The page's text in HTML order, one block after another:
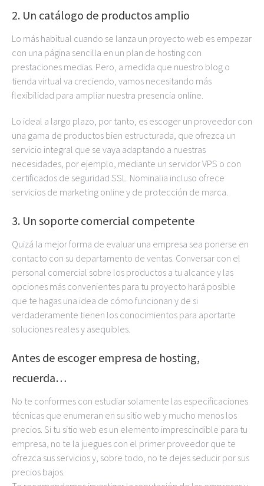
2. Un catálogo de productos amplio
Lo más habitual cuando se lanza un proyecto web es empezar
con una página sencilla en un plan de hosting con
prestaciones medias. Pero, a medida que nuestro blog o
tienda virtual va creciendo, vamos necesitando más
flexibilidad para ampliar nuestra presencia online.
Lo ideal a largo plazo, por tanto, es escoger un proveedor con
una gama de productos bien estructurada, que ofrezca un
servicio integral que se vaya adaptando a nuestras
necesidades, por ejemplo, mediante un servidor VPS o con
certificados de seguridad SSL. Nominalia incluso ofrece
servicios de marketing online y de protección de marca.
3. Un soporte comercial competente
Quizá la mejor forma de evaluar una empresa sea ponerse en
contacto con su departamento de ventas. Conversar con el
personal comercial sobre los productos a tu alcance y las
opciones más convenientes para tu proyecto hará posible
que te hagas una idea de cómo funcionan y de si
verdaderamente tienen los conocimientos para aportarte
soluciones reales y asequibles.
Antes de escoger empresa de hosting,
recuerda…
No te conformes con estudiar solamente las especificaciones
técnicas que enumeran en su sitio web y mucho menos los
precios. Si tu sitio web es un elemento imprescindible para tu
empresa, no te la juegues con el primer proveedor que te
ofrezca sus servicios y, sobre todo, no te dejes seducir por sus
precios bajos.